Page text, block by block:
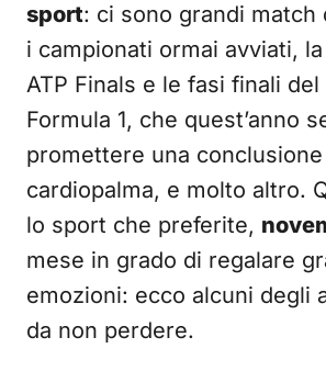
sport: ci sono grandi match
i campionati ormai avviati,
ATP Finals e le fasi finali
Formula 1, che quest’anno
promettere una conclusione
cardiopalma, e molto altro.
lo sport che preferite,
mese in grado di regalare
emozioni: ecco alcuni degli
da non perdere.